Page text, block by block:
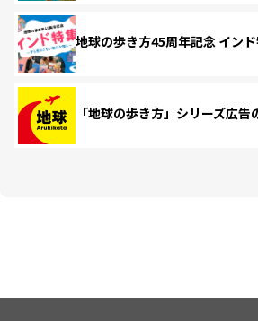
地球の歩き方45周年記念 イン
「地球の歩き方」シリーズ広告